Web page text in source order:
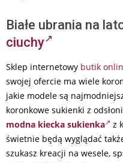
Białe ubrania na
ciuchy
Sklep internetowy butik
swojej ofercie ma wiele
jakie modele są
koronkowe sukienki z
modna kiecka sukienka
z
świetnie będą wyglądać
szukasz kreacji na wesele,